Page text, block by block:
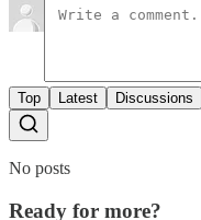
Top Latest Discussions
No posts
Ready for more?